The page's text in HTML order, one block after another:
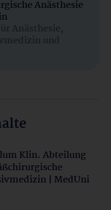
Anästhesie
Anästhesie,
und
Klin. Abteilung
| MedUni